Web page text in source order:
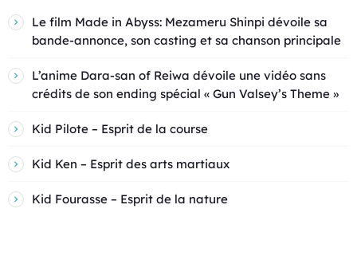
Le film Made in Abyss: Mezameru Shinpi dévoile sa
bande-annonce, son casting et sa chanson principale
L’anime Dara-san of Reiwa dévoile une vidéo sans
crédits de son ending spécial « Gun Valsey’s Theme »
Kid Pilote – Esprit de la course
Kid Ken – Esprit des arts martiaux
Kid Fourasse – Esprit de la nature